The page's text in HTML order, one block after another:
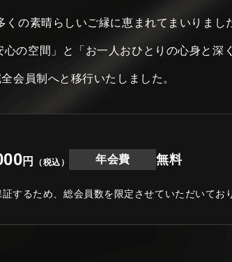
くの素晴らしいご縁に恵まれてまいりまし
心の空間」と 「お一人おひとりの心身と深
会員制へと移行いたしました。
円 （税込） 年会費 無料
するため、 総会員数を限定させていただいてお